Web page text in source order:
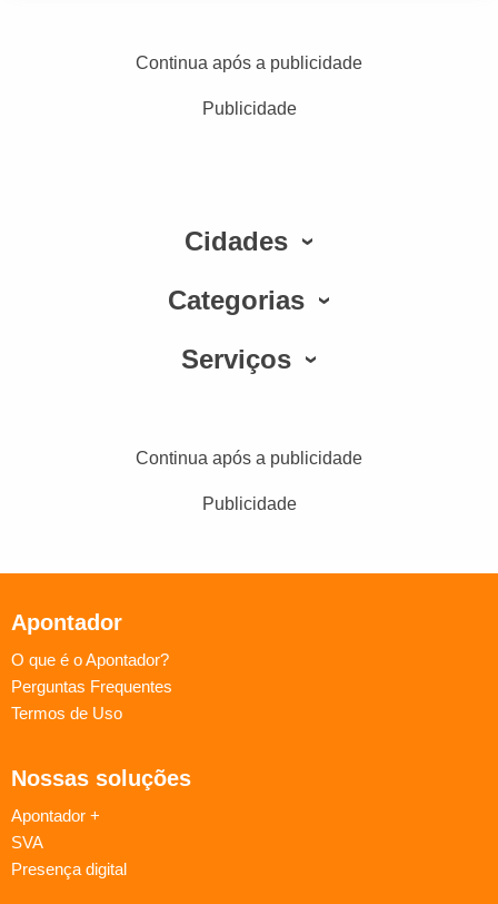
Continua após a publicidade
Publicidade
Cidades
Categorias
Serviços
Continua após a publicidade
Publicidade
Apontador
O que é o Apontador?
Perguntas Frequentes
Termos de Uso
Nossas soluções
Apontador +
SVA
Presença digital